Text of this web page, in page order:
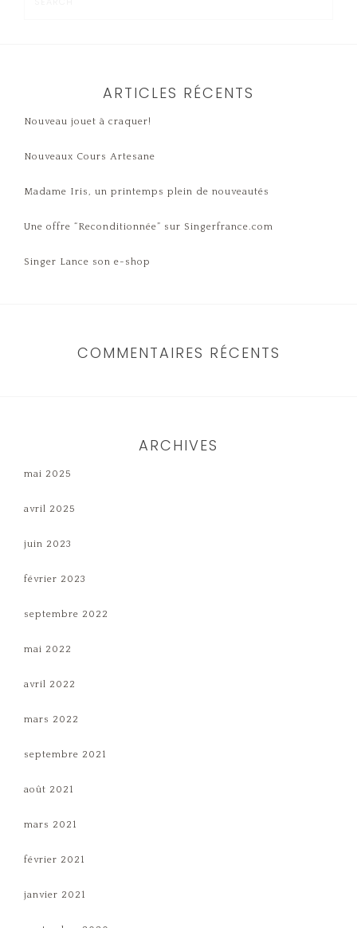
ARTICLES RÉCENTS
Nouveau jouet à craquer!
Nouveaux Cours Artesane
Madame Iris, un printemps plein de nouveautés
Une offre “Reconditionnée” sur Singerfrance.com
Singer Lance son e-shop
COMMENTAIRES RÉCENTS
ARCHIVES
mai 2025
avril 2025
juin 2023
février 2023
septembre 2022
mai 2022
avril 2022
mars 2022
septembre 2021
août 2021
mars 2021
février 2021
janvier 2021